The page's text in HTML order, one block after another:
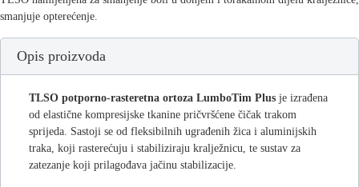
smanjuje opterećenje.
Opis proizvoda
TLSO potporno-rasteretna ortoza LumboTim Plus je izrađena
od elastične kompresijske tkanine pričvršćene čičak trakom
sprijeda. Sastoji se od fleksibilnih ugrađenih žica i aluminijskih
traka, koji rasterećuju i stabiliziraju kralježnicu, te sustav za
zatezanje koji prilagođava jačinu stabilizacije.